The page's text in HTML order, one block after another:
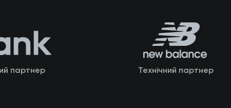
партнер Технічний партнер